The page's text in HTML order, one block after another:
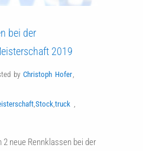
bei der
2019
by Christoph Hofer,
,Stock,truck ,
neue Rennklassen bei der